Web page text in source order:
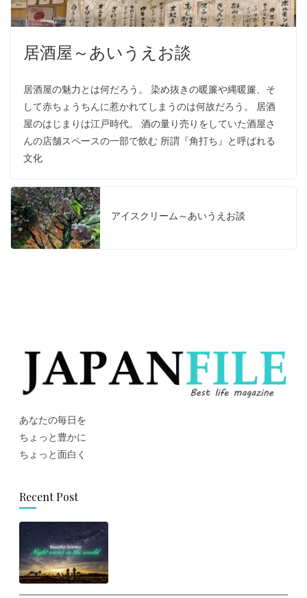
居酒屋～あいうえお談
居酒屋の魅力とは何だろう。 染め抜きの暖簾や縄暖簾、そ
して赤ちょうちんに惹かれてしまうのは何故だろう。 居酒
屋のはじまりは江戸時代。 酒の量り売りをしていた酒屋さ
んの店舗スペースの一部で飲む 所謂『角打ち』と呼ばれる
文化
アイスクリーム～あいうえお談
あなたの毎日を
ちょっと豊かに
ちょっと面白く
Recent Post